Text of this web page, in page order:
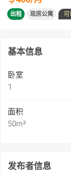
出租 现房公寓
基本信息
卧室
1
面积
50m²
发布者信息